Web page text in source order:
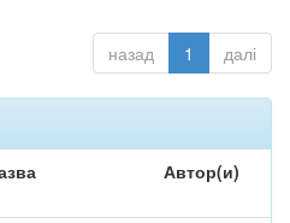
назад 1 далі
Автор(и)